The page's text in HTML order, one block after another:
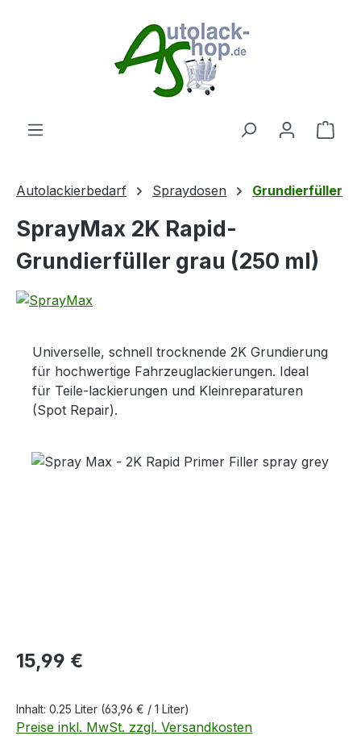
Autolackierbedarf Spraydosen Grundierfüller
SprayMax 2K Rapid-
Grundierfüller grau (250 ml)
Universelle, schnell trocknende 2K Grundierung
für hochwertige Fahrzeuglackierungen. Ideal
für Teile-lackierungen und Kleinreparaturen
(Spot Repair).
Bildergalerie überspringen
Regulärer Preis:
15,99 €
Inhalt: 0.25 Liter (63,96 € / 1 Liter)
Preise inkl. MwSt. zzgl. Versandkosten